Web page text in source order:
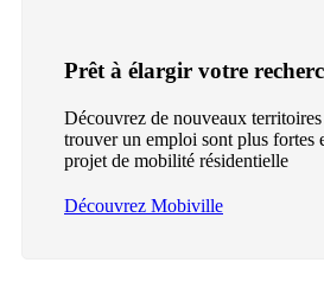
Prêt à élargir votre
Découvrez de nouveaux
trouver un emploi sont plus fortes
projet de mobilité résidentielle
Découvrez Mobiville